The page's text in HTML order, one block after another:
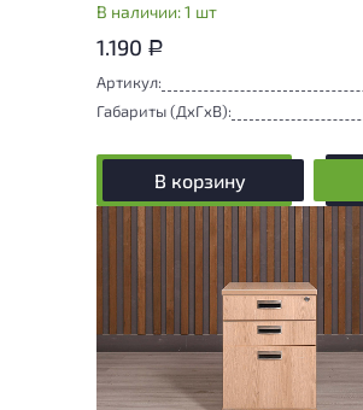
В наличии: 1 шт
1.190 Р
Артикул:
Габариты (ДxГxВ):
В корзину
Степень износа находится на стадии
проверки. Вы можете уточнить
дополнительную информацию у
сотрудников магазина